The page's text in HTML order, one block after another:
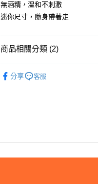
運送方式
每筆NT$100，滿NT$899(含以
每筆NT$100，滿NT$899(含以
無酒精，溫和不刺激
迷你尺寸，隨身帶著走
商品相關分類 (2)
分享 客服